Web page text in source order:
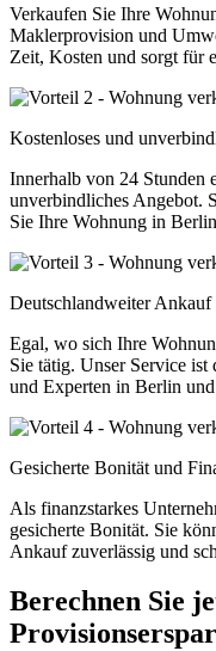
Verkaufen Sie Ihre
Maklerprovision und
Zeit, Kosten und sorgt für
Kostenloses und
Innerhalb von 24 Stunden
unverbindliches Angebot.
Sie Ihre Wohnung in
Deutschlandweiter
Egal, wo sich Ihre
Sie tätig. Unser Service ist
und Experten in Berlin
Gesicherte Bonität und
Als finanzstarkes
gesicherte Bonität. Sie
Ankauf zuverlässig und
Berechnen Sie